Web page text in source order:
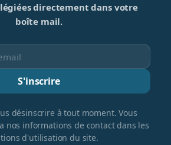
directement dans votre
boîte mail.
S'inscrire
désinscrire à tout moment. Vous
nos informations de contact dans les
d'utilisation du site.